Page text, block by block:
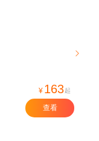

¥ 163起
查看